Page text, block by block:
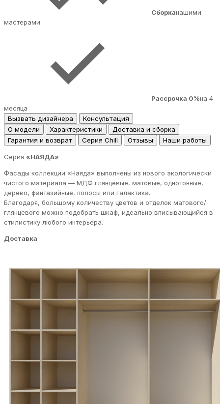
Сборканашими
мастерами
Рассрочка 0%на 4
месяца
Вызвать дизайнера
Консультация
О модели
Характеристики
Доставка и сборка
Гарантия и возврат
Серия Chill Отзывы Наши работы
Серия «НАЯДА»
Фасады коллекции «Наяда» выполнены из нового экологически
чистого материала — МДФ глянцевые, матовые, однотонные,
дерево, фантазийные, полосы или галактика.
Благодаря, большому количеству цветов и отделок матового/
глянцевого можно подобрать шкаф, идеально вписывающийся в
стилистику любого интерьера.
Доставка